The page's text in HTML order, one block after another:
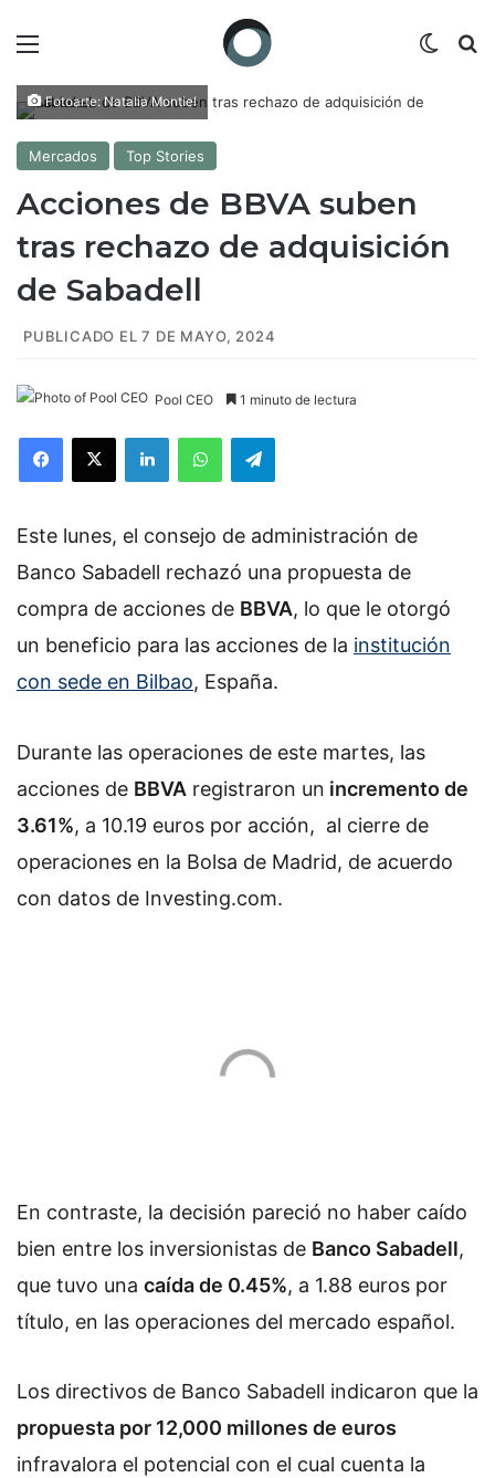
Fotoarte: Natalia Montiel
Mercados Top Stories
Acciones de BBVA suben
tras rechazo de adquisición
de Sabadell
PUBLICADO EL 7 DE MAYO, 2024
Pool CEO 1 minuto de lectura
Este lunes, el consejo de administración de
Banco Sabadell rechazó una propuesta de
compra de acciones de BBVA, lo que le otorgó
un beneficio para las acciones de la institución
con sede en Bilbao, España.
Durante las operaciones de este martes, las
acciones de BBVA registraron un incremento de
3.61%, a 10.19 euros por acción, al cierre de
operaciones en la Bolsa de Madrid, de acuerdo
con datos de Investing.com.
En contraste, la decisión pareció no haber caído
bien entre los inversionistas de Banco Sabadell,
que tuvo una caída de 0.45%, a 1.88 euros por
título, en las operaciones del mercado español.
Los directivos de Banco Sabadell indicaron que la
propuesta por 12,000 millones de euros
infravalora el potencial con el cual cuenta la